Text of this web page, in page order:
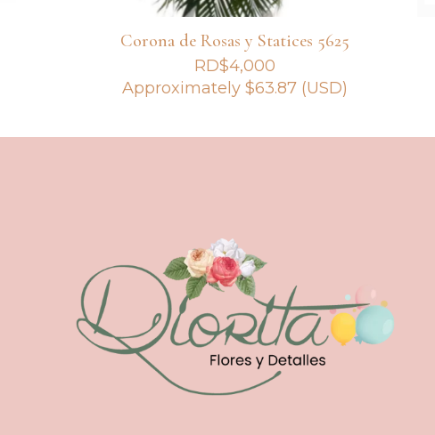
Corona de Rosas y Statices 5625
RD$4,000
Approximately $63.87(USD)